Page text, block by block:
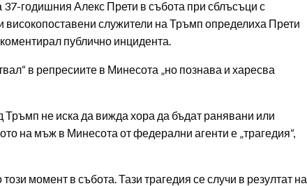
годишния Алекс Прети в събота при сблъсъци с
служители на Тръмп определиха Прети
публично инцидента.
в репресиите в Минесота „но познава и харесва
не иска да вижда хора да бъдат ранявани или
на мъж в Минесота от федерални агенти е „трагедия“,
момент в събота. Тази трагедия се случи в резултат на